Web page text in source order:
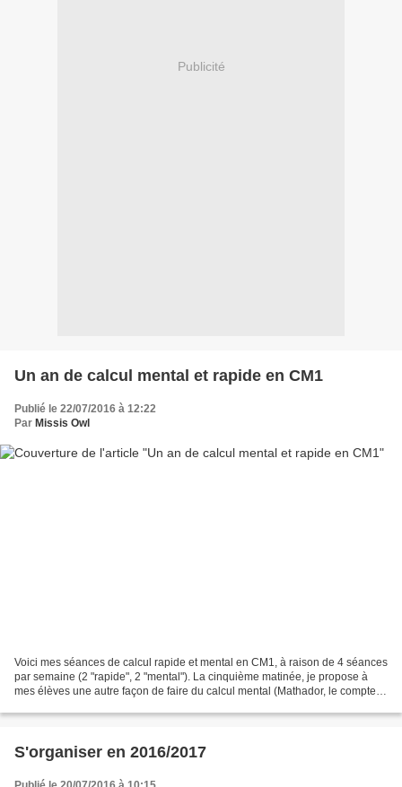
Publicité
Un an de calcul mental et rapide en CM1
Publié le 22/07/2016 à 12:22
Par Missis Owl
Voici mes séances de calcul rapide et mental en CM1, à raison de 4 séances
par semaine (2 "rapide", 2 "mental"). La cinquième matinée, je propose à
mes élèves une autre façon de faire du calcul mental (Mathador, le compte
S'organiser en 2016/2017